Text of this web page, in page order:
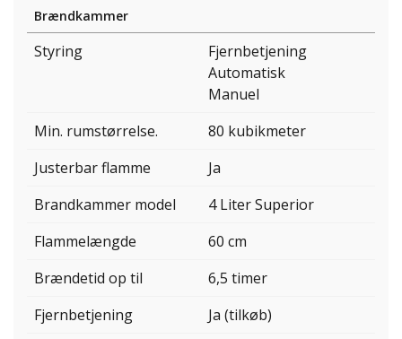
Brændkammer
Styring
Fjernbetjening
Automatisk
Manuel
Min. rumstørrelse.
80 kubikmeter
Justerbar flamme
Ja
Brandkammer model
4 Liter Superior
Flammelængde
60 cm
Brændetid op til
6,5 timer
Fjernbetjening
Ja (tilkøb)